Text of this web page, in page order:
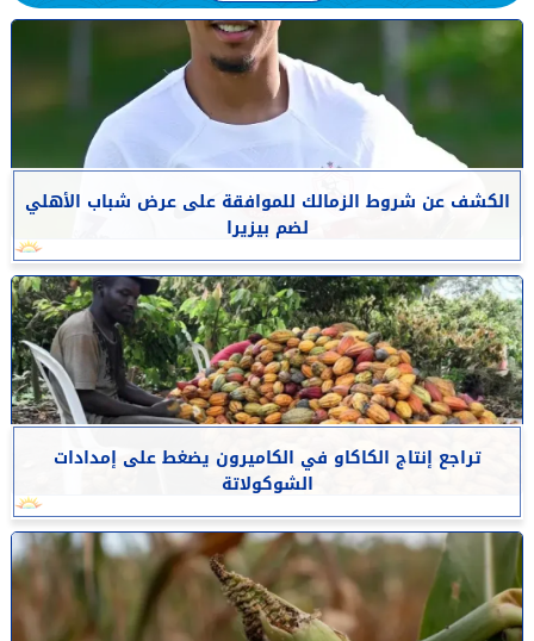
الكشف عن شروط الزمالك للموافقة على عرض شباب الأهلي
لضم بيزيرا
تراجع إنتاج الكاكاو في الكاميرون يضغط على إمدادات
الشوكولاتة